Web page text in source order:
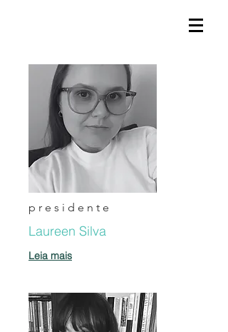
presidente
Laureen Silva
Leia mais